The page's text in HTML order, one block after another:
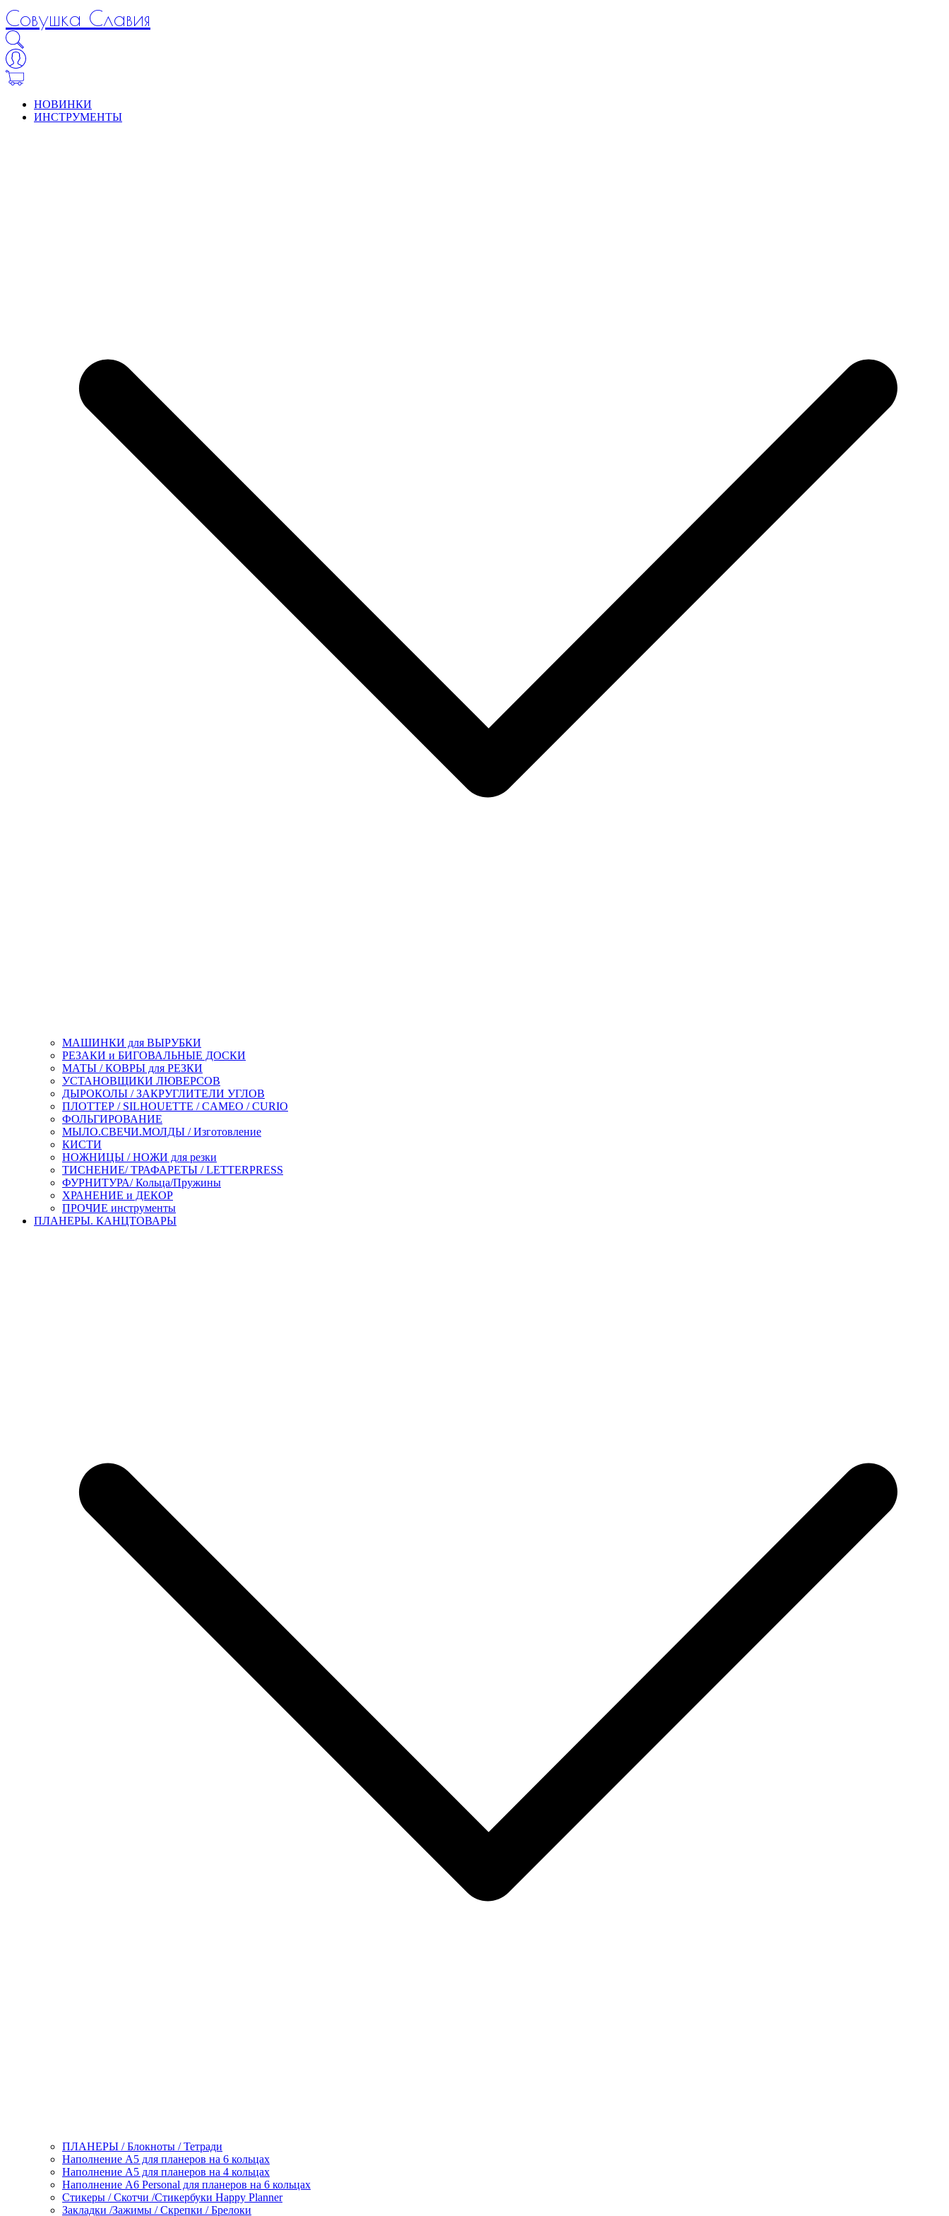
Совушка Славия
НОВИНКИ
ИНСТРУМЕНТЫ
МАШИНКИ для ВЫРУБКИ
РЕЗАКИ и БИГОВАЛЬНЫЕ ДОСКИ
МАТЫ / КОВРЫ для РЕЗКИ
УСТАНОВЩИКИ ЛЮВЕРСОВ
ДЫРОКОЛЫ / ЗАКРУГЛИТЕЛИ УГЛОВ
ПЛОТТЕР / SILHOUETTE / CAMEO / CURIO
ФОЛЬГИРОВАНИЕ
МЫЛО.СВЕЧИ.МОЛДЫ / Изготовление
КИСТИ
НОЖНИЦЫ / НОЖИ для резки
ТИСНЕНИЕ/ ТРАФАРЕТЫ / LETTERPRESS
ФУРНИТУРА/ Кольца/Пружины
ХРАНЕНИЕ и ДЕКОР
ПРОЧИЕ инструменты
ПЛАНЕРЫ. КАНЦТОВАРЫ
ПЛАНЕРЫ / Блокноты / Тетради
Наполнение А5 для планеров на 6 кольцах
Наполнение А5 для планеров на 4 кольцах
Наполнение А6 Personal для планеров на 6 кольцах
Стикеры / Скотчи /Стикербуки Happy Planner
Закладки /Зажимы / Скрепки / Брелоки